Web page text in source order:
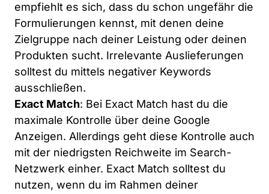
empfiehlt es sich, dass du schon ungefähr die
Formulierungen kennst, mit denen deine
Zielgruppe nach deiner Leistung oder deinen
Produkten sucht. Irrelevante Auslieferungen
solltest du mittels negativer Keywords
ausschließen.
Exact Match: Bei Exact Match hast du die
maximale Kontrolle über deine Google
Anzeigen. Allerdings geht diese Kontrolle auch
mit der niedrigsten Reichweite im Search-
Netzwerk einher. Exact Match solltest du
nutzen, wenn du im Rahmen deiner